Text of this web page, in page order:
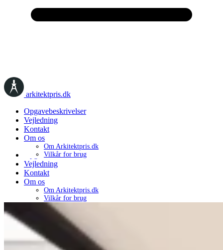
arkitektpris.dk
Opgavebeskrivelser
Vejledning
Kontakt
Om os
Om Arkitektpris.dk
Vilkår for brug
Opgavebeskrivelser
Vejledning
Kontakt
Om os
Om Arkitektpris.dk
Vilkår for brug